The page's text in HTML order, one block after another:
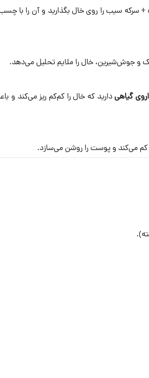
سرکه سیب را روی خال بگذارید و آن را با چسب
و جوش‌شیرین، خال را ملایم تحلیل می‌دهد.
گیاهیدارید که خال را کم‌کم ریز می‌کند و
کم می‌کند و پوست را روشن می‌سازد.